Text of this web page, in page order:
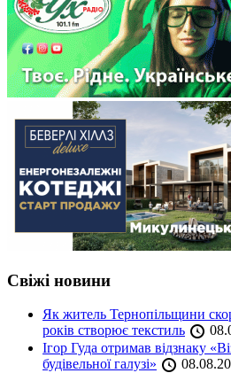
Свіжі новини
Як житель Тернопільщини
років створює текстиль
Ігор Гуда отримав відзнаку
будівельної галузі»